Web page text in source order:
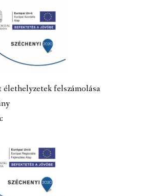
élethelyzetek felszámolása